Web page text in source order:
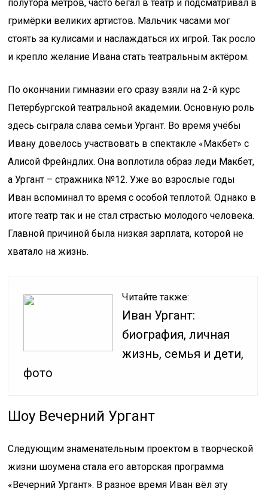
полутора метров, часто бегал в театр и подсматривал в
гримёрки великих артистов. Мальчик часами мог
стоять за кулисами и наслаждаться их игрой. Так росло
и крепло желание Ивана стать театральным актёром.
По окончании гимназии его сразу взяли на 2-й курс
Петербургской театральной академии. Основную роль
здесь сыграла слава семьи Ургант. Во время учёбы
Ивану довелось участвовать в спектакле «Макбет» с
Алисой Фрейндлих. Она воплотила образ леди Макбет,
а Ургант – стражника №12. Уже во взрослые годы
Иван вспоминал то время с особой теплотой. Однако в
итоге театр так и не стал страстью молодого человека.
Главной причиной была низкая зарплата, которой не
хватало на жизнь.
Читайте также:
Иван Ургант:
биография, личная
жизнь, семья и дети,
фото
Шоу Вечерний Ургант
Следующим знаменательным проектом в творческой
жизни шоумена стала его авторская программа
«Вечерний Ургант». В разное время Иван вёл эту